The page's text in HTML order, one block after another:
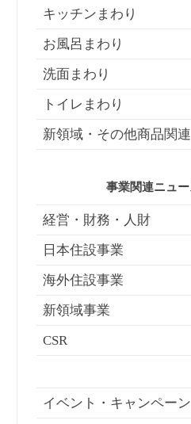
キッチンまわり
お風呂まわり
洗面まわり
トイレまわり
新領域・その他商品関連
事業関連ニュ
経営・財務・人財
日本住設事業
海外住設事業
新領域事業
CSR
イベント・キャンペーン